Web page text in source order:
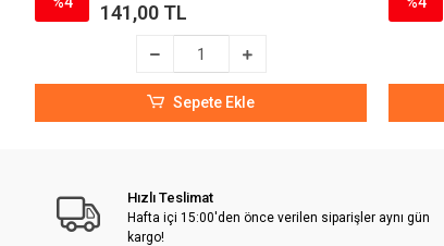
141,00 TL
Sepete Ekle
Hızlı Teslimat
Hafta içi 15:00'den önce verilen siparişler aynı gün
kargo!